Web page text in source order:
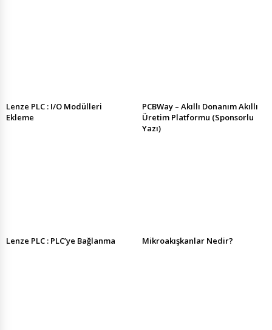
Lenze PLC : I/O Modülleri
Ekleme
PCBWay – Akıllı Donanım Akıllı
Üretim Platformu (Sponsorlu
Yazı)
Lenze PLC : PLC’ye Bağlanma Mikroakışkanlar Nedir?